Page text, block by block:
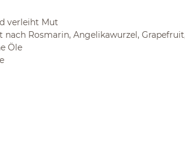
verleiht Mut
Rosmarin, Angelikawurzel,
Öle